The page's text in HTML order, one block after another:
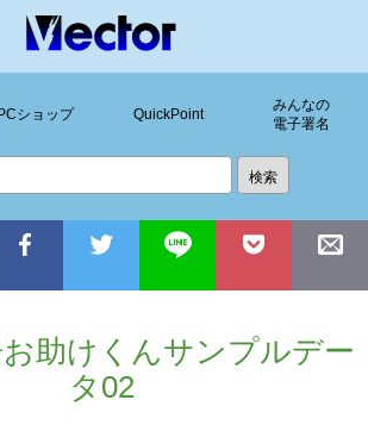
PCショップ QuickPoint
みんなの
電子署名
助けくんサンプルデー
タ02